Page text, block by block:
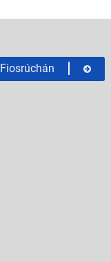
Fiosrúchán